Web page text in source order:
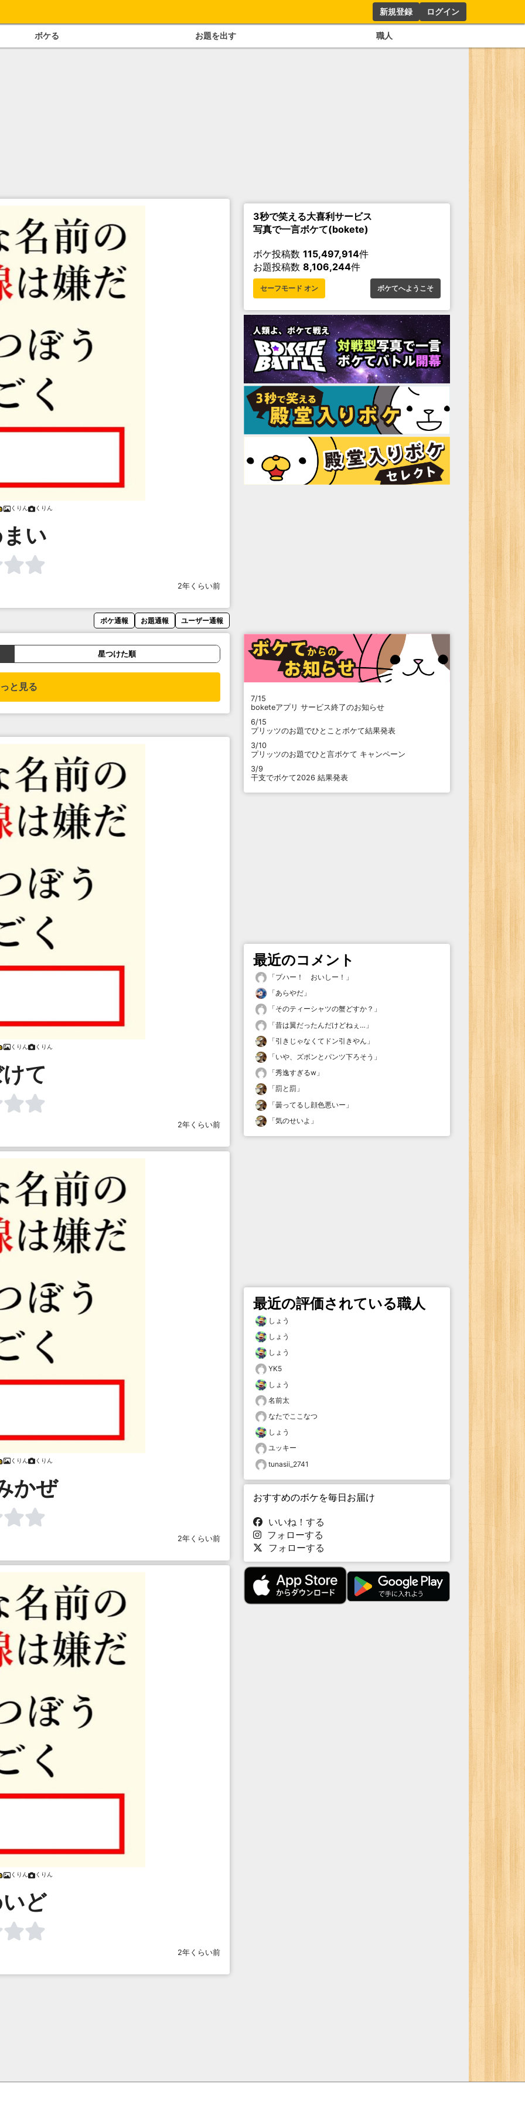
新規登録 ログイン
ボケる お題を出す 職人
くりん くりん
い
2年くらい前
ボケ通報 お題通報 ユーザー通報
星つけた順
と見る
くりん くりん
て
2年くらい前
くりん くりん
かぜ
2年くらい前
くりん くりん
ど
2年くらい前
3秒で笑える大喜利サービス
写真で一言ボケて(bokete)
ボケ投稿数 115,497,914件
お題投稿数 8,106,244件
セーフモード オン ボケてへようこそ
7/15
boketeアプリ サービス終了のお知らせ
6/15
プリッツのお題でひとことボケて結果発表
3/10
プリッツのお題でひと言ボケて キャンペーン
3/9
干支でボケて2026 結果発表
最近のコメント
「プハー！ おいしー！ 」
「あらやだ 」
「そのティーシャツの蟹どすか？ 」
「昔は翼だったんだけどねぇ… 」
「引きじゃなくてドン引きやん 」
「いや、ズボンとパンツ下ろそう 」
「秀逸すぎるw 」
「罰と罰 」
「曇ってるし顔色悪いー 」
「気のせいよ 」
最近の評価されている職人
しょう
しょう
しょう
YK5
しょう
名前太
なたでここなつ
しょう
ユッキー
tunasii_2741
おすすめのボケを毎日お届け
いいね！する
フォローする
フォローする